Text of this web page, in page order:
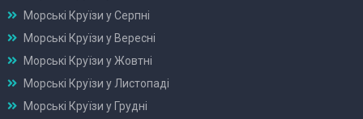
Морські Круїзи у Серпні
Морські Круїзи у Вересні
Морські Круїзи у Жовтні
Морські Круїзи у Листопаді
Морські Круїзи у Грудні